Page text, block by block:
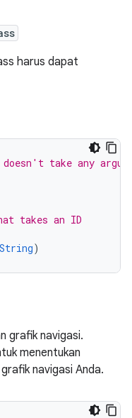
harus dapat
take any
takes an ID
String)
grafik navigasi.
menentukan
navigasi Anda.